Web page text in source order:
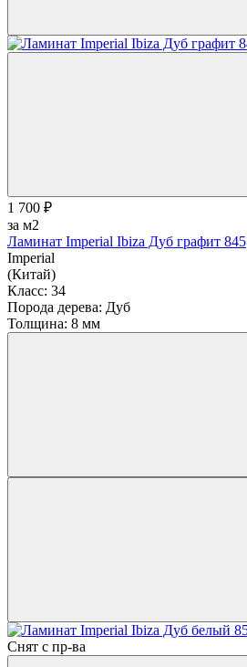
1 700 ₽
за м2
Ламинат Imperial Ibiza Дуб графит 845
Imperial
(Китай)
Класс: 34
Порода дерева: Дуб
Толщина: 8 мм
Снят с пр-ва